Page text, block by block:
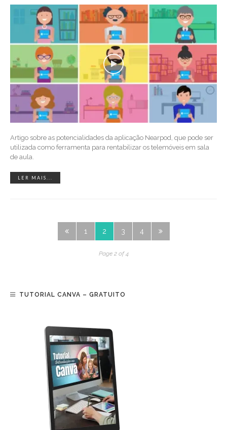
Artigo sobre as potencialidades da aplicação Nearpod, que pode ser
utilizada como ferramenta para rentabilizar os telemóveis em sala
de aula.
LER MAIS...
1 2 3 4
Page 2 of 4
TUTORIAL CANVA – GRATUITO